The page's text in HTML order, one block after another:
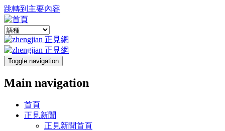
跳轉到主要內容
Toggle navigation
Main navigation
首頁
正見新聞
正見新聞首頁